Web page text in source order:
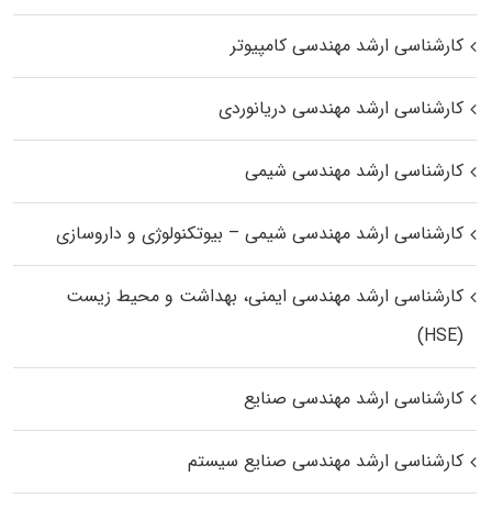
کارشناسی ارشد مهندسی کامپیوتر
کارشناسی ارشد مهندسی دریانوردی
کارشناسی ارشد مهندسی شیمی
کارشناسی ارشد مهندسی شیمی – بیوتکنولوژی و داروسازی
کارشناسی ارشد مهندسی ایمنی، بهداشت و محیط زیست
(HSE)
کارشناسی ارشد مهندسی صنایع
کارشناسی ارشد مهندسی صنایع سیستم